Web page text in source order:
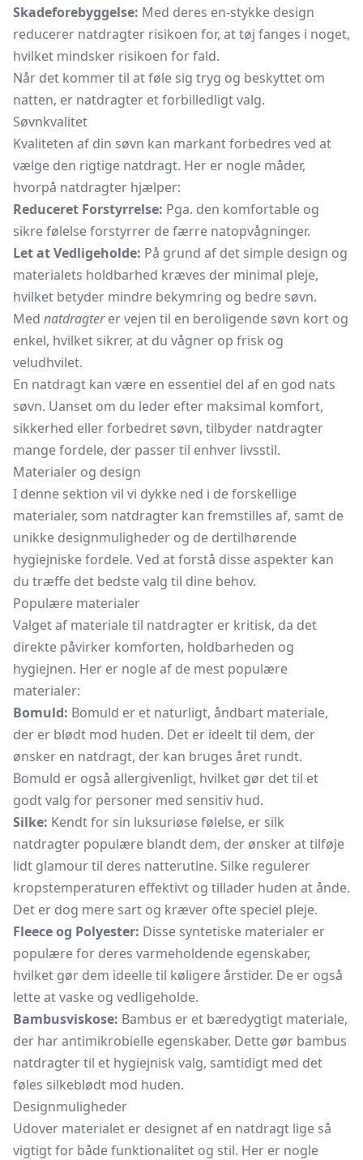
Skadeforebyggelse: Med deres en-stykke design
reducerer natdragter risikoen for, at tøj fanges i noget,
hvilket mindsker risikoen for fald.
Når det kommer til at føle sig tryg og beskyttet om
natten, er natdragter et forbilledligt valg.
Søvnkvalitet
Kvaliteten af din søvn kan markant forbedres ved at
vælge den rigtige natdragt. Her er nogle måder,
hvorpå natdragter hjælper:
Reduceret Forstyrrelse: Pga. den komfortable og
sikre følelse forstyrrer de færre natopvågninger.
Let at Vedligeholde: På grund af det simple design og
materialets holdbarhed kræves der minimal pleje,
hvilket betyder mindre bekymring og bedre søvn.
Med natdragterer vejen til en beroligende søvn kort og
enkel, hvilket sikrer, at du vågner op frisk og
veludhvilet.
En natdragt kan være en essentiel del af en god nats
søvn. Uanset om du leder efter maksimal komfort,
sikkerhed eller forbedret søvn, tilbyder natdragter
mange fordele, der passer til enhver livsstil.
Materialer og design
I denne sektion vil vi dykke ned i de forskellige
materialer, som natdragter kan fremstilles af, samt de
unikke designmuligheder og de dertilhørende
hygiejniske fordele. Ved at forstå disse aspekter kan
du træffe det bedste valg til dine behov.
Populære materialer
Valget af materiale til natdragter er kritisk, da det
direkte påvirker komforten, holdbarheden og
hygiejnen. Her er nogle af de mest populære
materialer:
Bomuld: Bomuld er et naturligt, åndbart materiale,
der er blødt mod huden. Det er ideelt til dem, der
ønsker en natdragt, der kan bruges året rundt.
Bomuld er også allergivenligt, hvilket gør det til et
godt valg for personer med sensitiv hud.
Silke: Kendt for sin luksuriøse følelse, er silk
natdragter populære blandt dem, der ønsker at tilføje
lidt glamour til deres natterutine. Silke regulerer
kropstemperaturen effektivt og tillader huden at ånde.
Det er dog mere sart og kræver ofte speciel pleje.
Fleece og Polyester: Disse syntetiske materialer er
populære for deres varmeholdende egenskaber,
hvilket gør dem ideelle til køligere årstider. De er også
lette at vaske og vedligeholde.
Bambusviskose: Bambus er et bæredygtigt materiale,
der har antimikrobielle egenskaber. Dette gør bambus
natdragter til et hygiejnisk valg, samtidigt med det
føles silkeblødt mod huden.
Designmuligheder
Udover materialet er designet af en natdragt lige så
vigtigt for både funktionalitet og stil. Her er nogle